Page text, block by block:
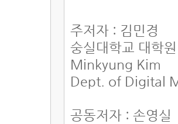
주저자 : 김민경
숭실대학교 대학
Minkyung Kim
Dept. of Digital
공동저자 : 손영실